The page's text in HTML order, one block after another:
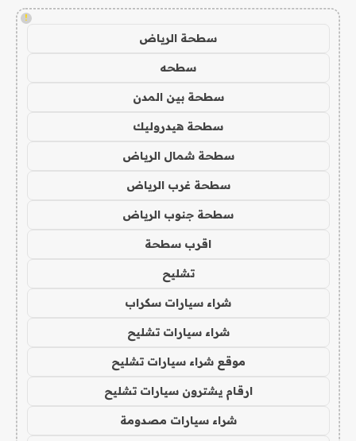
!
سطحة الرياض
سطحه
سطحة بين المدن
سطحة هيدروليك
سطحة شمال الرياض
سطحة غرب الرياض
سطحة جنوب الرياض
اقرب سطحة
تشليح
شراء سيارات سكراب
شراء سيارات تشليح
موقع شراء سيارات تشليح
ارقام يشترون سيارات تشليح
شراء سيارات مصدومة